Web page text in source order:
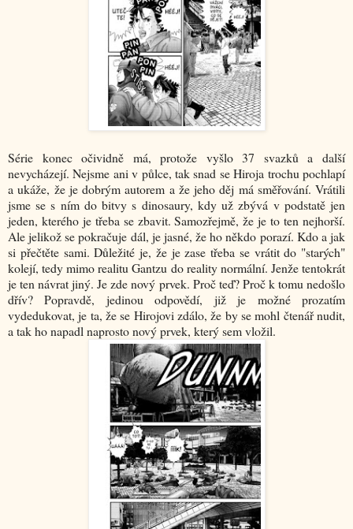
Série konec očividně má, protože vyšlo 37 svazků a další
nevycházejí. Nejsme ani v půlce, tak snad se Hiroja trochu pochlapí
a ukáže, že je dobrým autorem a že jeho děj má směřování. Vrátili
jsme se s ním do bitvy s dinosaury, kdy už zbývá v podstatě jen
jeden, kterého je třeba se zbavit. Samozřejmě, že je to ten nejhorší.
Ale jelikož se pokračuje dál, je jasné, že ho někdo porazí. Kdo a jak
si přečtěte sami. Důležité je, že je zase třeba se vrátit do "starých"
kolejí, tedy mimo realitu Gantzu do reality normální. Jenže tentokrát
je ten návrat jiný. Je zde nový prvek. Proč teď? Proč k tomu nedošlo
dřív? Popravdě, jedinou odpovědí, již je možné prozatím
vydedukovat, je ta, že se Hirojovi zdálo, že by se mohl čtenář nudit,
a tak ho napadl naprosto nový prvek, který sem vložil.